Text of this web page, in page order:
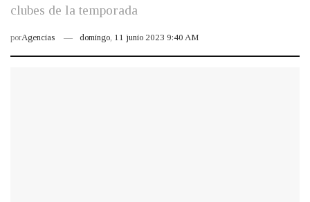
clubes de la temporada
porAgencias domingo, 11 junio 2023 9:40 AM